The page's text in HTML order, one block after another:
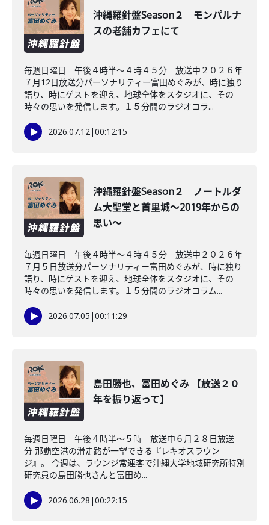
沖縄羅針盤Season２ モンパルナ
スの老舗カフェにて
毎週日曜日 午後４時半～４時４５分 放送中２０２６年
７月12日放送分パーソナリティー富田めぐみが、時に独り
語り、時にゲストを迎え、地球全体をスタジオに、その
時々の思いを発信します。１５分間のラジオコラ...
2026.07.12|00:12:15
沖縄羅針盤Season２ ノートルダ
ム大聖堂と首里城～2019年からの
思い～
毎週日曜日 午後４時半～４時４５分 放送中２０２６年
７月５日放送分パーソナリティー富田めぐみが、時に独り
語り、時にゲストを迎え、地球全体をスタジオに、その
時々の思いを発信します。１５分間のラジオコラム...
2026.07.05 |00:11:29
島田勝也、富田めぐみ 【放送２０
年を振り返って】
毎週日曜日 午後４時半～５時 放送中６月２８日放送
分 那覇空港の滑走路が一望できる『レキオスラウン
ジ』。 今週は、ラウンジ常連客で沖縄大学地域研究所特別
研究員の島田勝也さんと富田め...
2026.06.28 |00:22:15